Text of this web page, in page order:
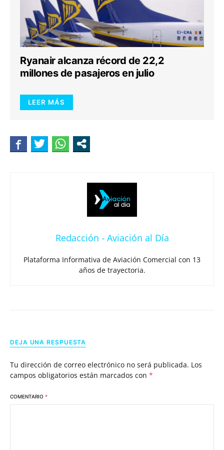
Ryanair alcanza récord de 22,2
millones de pasajeros en julio
LEER MÁS
Redacción - Aviación al Día
Plataforma Informativa de Aviación Comercial con 13
años de trayectoria.
DEJA UNA RESPUESTA
Tu dirección de correo electrónico no será publicada. Los
campos obligatorios están marcados con *
COMENTARIO *